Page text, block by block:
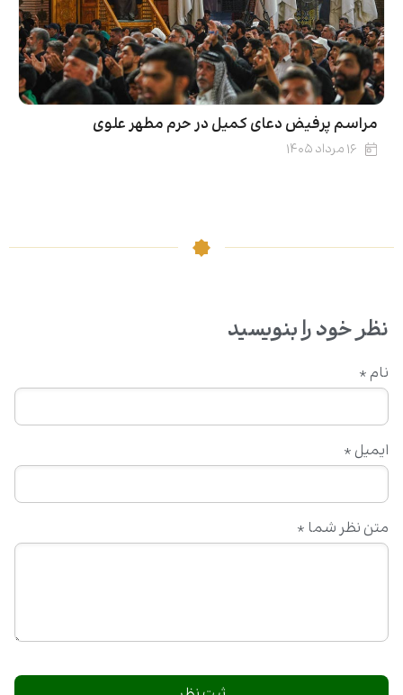
مراسم پرفیض دعای کمیل در حرم مطهر علوی
۱۶ مرداد ۱۴۰۵
نظر خود را بنویسید
متن نظر شما *
نام *
ایمیل *